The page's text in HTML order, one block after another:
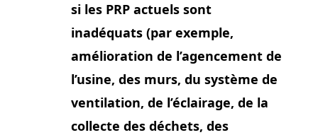
si les PRP actuels sont
inadéquats (par exemple,
amélioration de l’agencement de
l’usine, des murs, du système de
ventilation, de l’éclairage, de la
collecte des déchets, des